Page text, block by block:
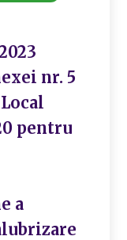
nr. 5
pentru
a